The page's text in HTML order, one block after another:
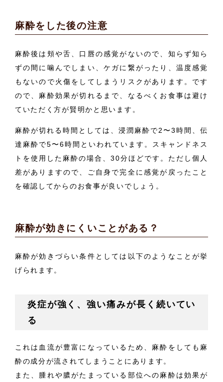
麻酔をした後の注意
麻酔後は頬や舌、口唇の感覚がないので、知らず知ら
ずの間に噛んでしまい、ケガに繋がったり、温度感覚
もないので火傷をしてしまうリスクがあります。です
ので、麻酔効果が切れるまで、なるべくお食事は避け
ていただく方が賢明かと思います。
麻酔が切れる時間としては、浸潤麻酔で2〜3時間、伝
達麻酔で5〜6時間といわれています。スキャンドネス
トを使用した麻酔の場合、30分ほどです。ただし個人
差がありますので、ご自身で完全に感覚が戻ったこと
を確認してからのお食事が良いでしょう。
麻酔が効きにくいことがある？
麻酔が効きづらい条件としては以下のようなことが挙
げられます。
炎症が強く、強い痛みが長く続いてい
る
これは血流が豊富になっているため、麻酔をしても麻
酔の成分が流されてしまうことにあります。
また、腫れや膿がたまっている部位への麻酔は効果が